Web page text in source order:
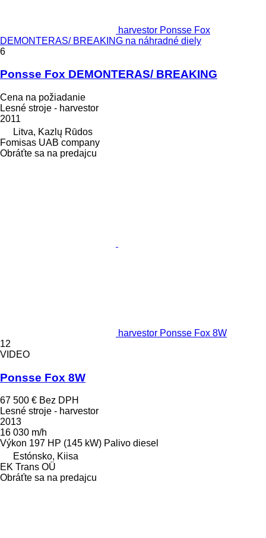
harvestor Ponsse Fox
DEMONTERAS/ BREAKING na náhradné diely
6
Ponsse Fox DEMONTERAS/ BREAKING
Cena na požiadanie
Lesné stroje - harvestor
2011
Litva, Kazlų Rūdos
Fomisas UAB company
Obráťte sa na predajcu
harvestor Ponsse Fox 8W
12
VIDEO
Ponsse Fox 8W
67 500 € Bez DPH
Lesné stroje - harvestor
2013
16 030 m/h
Výkon 197 HP (145 kW) Palivo diesel
Estónsko, Kiisa
EK Trans OÜ
Obráťte sa na predajcu